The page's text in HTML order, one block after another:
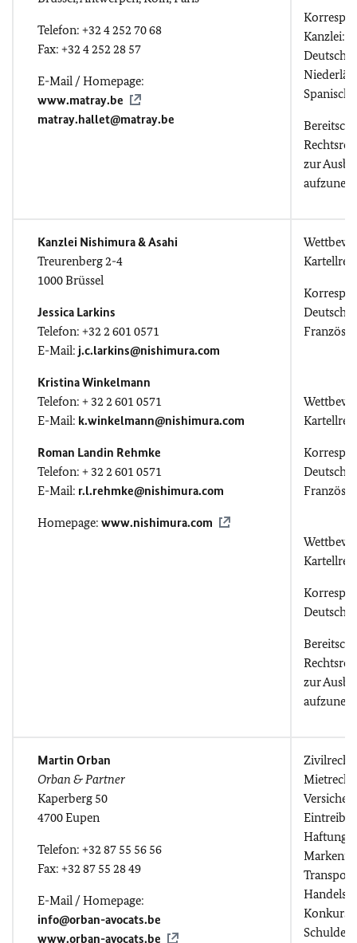
Telefon: +32 4 252 70 68
Fax: +32 4 252 28 57
E-Mail / Homepage:
www.matray.be
matray.hallet@matray.be
Kanzlei:
Deutsch,
Spanisch
zur
Kanzlei Nishimura & Asahi
Treurenberg 2-4
1000 Brüssel
Jessica Larkins
Telefon: +32 2 601 0571
E-Mail: j.c.larkins@nishimura.com
Kristina Winkelmann
Telefon: + 32 2 601 0571
E-Mail: k.winkelmann@nishimura.com
Roman Landin Rehmke
Telefon: + 32 2 601 0571
E-Mail: r.l.rehmke@nishimura.com
Homepage: www.nishimura.com
Deutsch,
Deutsch,
Deutsch,
zur
Martin Orban
Orban & Partner
Kaperberg 50
4700 Eupen
Telefon: +32 87 55 56 56
Fax: +32 87 55 28 49
E-Mail / Homepage:
info@orban-avocats.be
www.orban-avocats.be
Mietrecht,